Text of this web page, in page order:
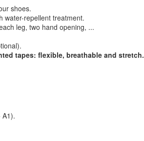
shoes.
water-repellent treatment.
leg, two hand opening, ...
tapes: flexible, breathable and stretch.
A1).